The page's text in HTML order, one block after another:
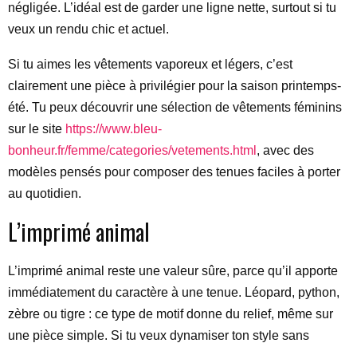
négligée. L’idéal est de garder une ligne nette, surtout si tu
veux un rendu chic et actuel.
Si tu aimes les vêtements vaporeux et légers, c’est
clairement une pièce à privilégier pour la saison printemps-
été. Tu peux découvrir une sélection de vêtements féminins
sur le site https://www.bleu-
bonheur.fr/femme/categories/vetements.html , avec des
modèles pensés pour composer des tenues faciles à porter
au quotidien.
L’imprimé animal
L’imprimé animal reste une valeur sûre, parce qu’il apporte
immédiatement du caractère à une tenue. Léopard, python,
zèbre ou tigre : ce type de motif donne du relief, même sur
une pièce simple. Si tu veux dynamiser ton style sans